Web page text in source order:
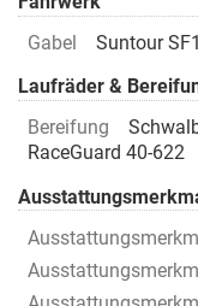
Gabel
Suntour
Laufräder &
Bereifung
RaceGuard 40-622